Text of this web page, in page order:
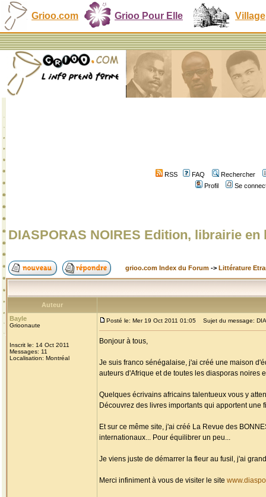
Grioo.com Grioo Pour Elle Village
RSS FAQ
Rechercher
Profil
Se
DIASPORAS NOIRES Edition, librairie en
grioo.com Index du Forum -> Littérature
Auteur
Bayle
Grioonaute
Inscrit le: 14 Oct 2011
Messages: 11
Localisation: Montréal
Posté le: Mer 19 Oct 2011 01:05 Sujet du message:
Bonjour à tous,
Je suis franco sénégalaise, j'ai créé une maison
auteurs d'Afrique et de toutes les diasporas noires
Quelques écrivains africains talentueux vous y
Découvrez des livres importants qui apportent
Et sur ce même site, j'ai créé La Revue des
internationaux... Pour équilibrer un peu...
Je viens juste de démarrer la fleur au fusil, j'ai
Merci infiniment à vous de visiter le site